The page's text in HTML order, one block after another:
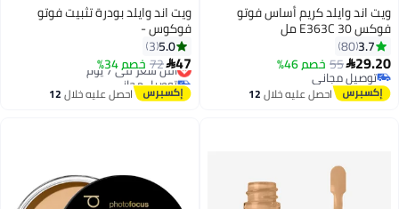
ويت اند وايلد كريم أساس فوتو
فوكس E363C 30 مل
3.7
80
29.20
55 خصم 46%
توصيل مجاني
توصيل مجانياحصل عليه خلال12
ويت اند وايلد بودرة تثبيت فوتو
فوكوس -
5.0
3
47
72خصم 34%
أقل سعر في 7 يوم
توصيل مجاني
أقل سعر في 7 يوماحصل عليه خلال12